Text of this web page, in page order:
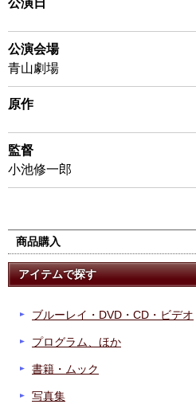
公演日
公演会場
青山劇場
原作
監督
小池修一郎
商品購入
アイテムで探す
ブルーレイ・DVD・CD・ビデオ
プログラム、ほか
書籍・ムック
写真集